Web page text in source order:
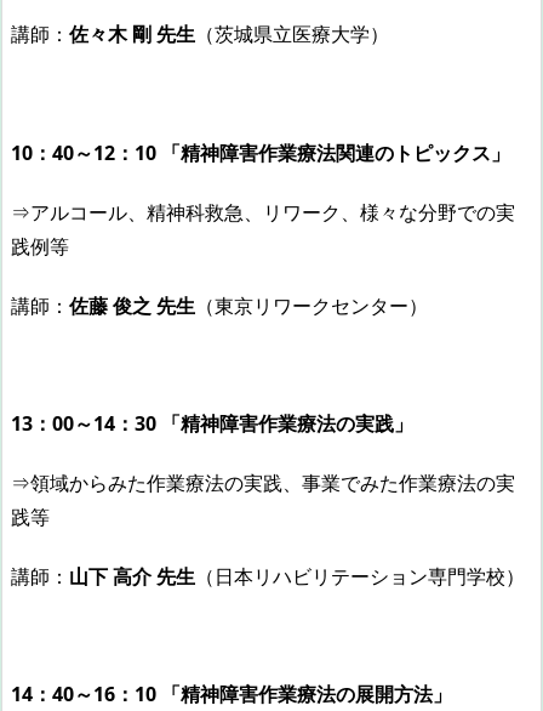
講師： 佐々木 剛 先生 （茨城県立医療大学）
10：40～12：10 「精神障害作業療法関連のトピックス」
⇒アルコール、精神科救急、リワーク、様々な分野での実
践例等
講師： 佐藤 俊之 先生 （東京リワークセンター）
13：00～14：30 「精神障害作業療法の実践」
⇒領域からみた作業療法の実践、事業でみた作業療法の実
践等
講師： 山下 高介 先生 （日本リハビリテーション専門学校）
14：40～16：10 「精神障害作業療法の展開方法」